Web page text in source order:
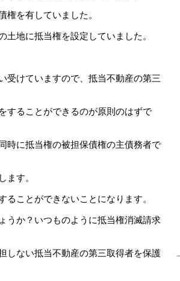
権を有していました。
土地に抵当権を設定していました。
受けていますので、抵当不動産の第三
することができるのが原則のはずで
時に抵当権の被担保債権の主債務者で
ます。
ることができないことになります。
うか？いつものように抵当権消滅請求
しない抵当不動産の第三取得者を保護